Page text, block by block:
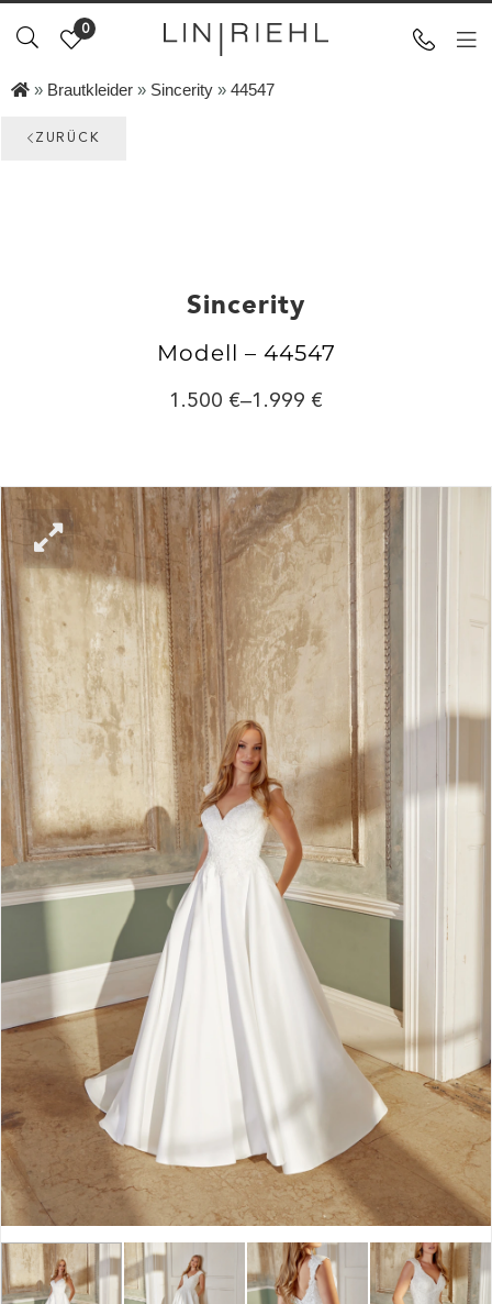
0
» Brautkleider » Sincerity » 44547
ZURÜCK
Sincerity
Modell – 44547
1.500 –1.999